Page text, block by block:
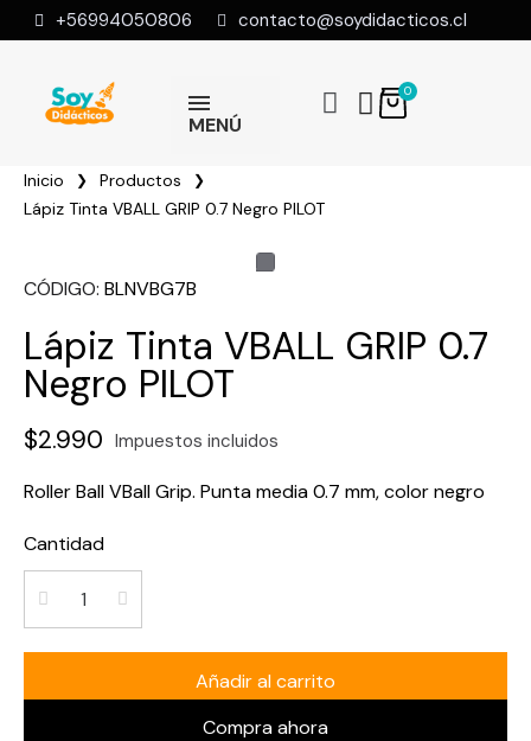
+56994050806 contacto@soydidacticos.cl
MENÚ
Inicio
Productos
Lápiz Tinta VBALL GRIP 0.7 Negro PILOT
CÓDIGO BLNVBG7B
Lápiz Tinta VBALL GRIP 0.7
Negro PILOT
$2.990 Impuestos incluidos
Roller Ball VBall Grip. Punta media 0.7 mm, color negro
Cantidad
Añadir al carrito
Compra ahora